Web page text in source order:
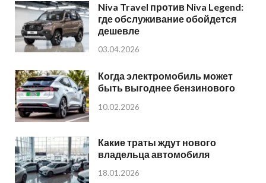
Niva Travel против Niva Legend:
где обслуживание обойдется
дешевле
03.04.2026
Когда электромобиль может
быть выгоднее бензинового
10.02.2026
Какие траты ждут нового
владельца автомобиля
18.01.2026